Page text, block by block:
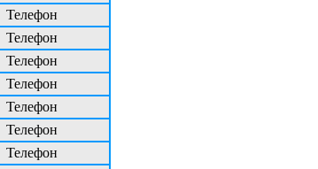
Телефон
Телефон
Телефон
Телефон
Телефон
Телефон
Телефон